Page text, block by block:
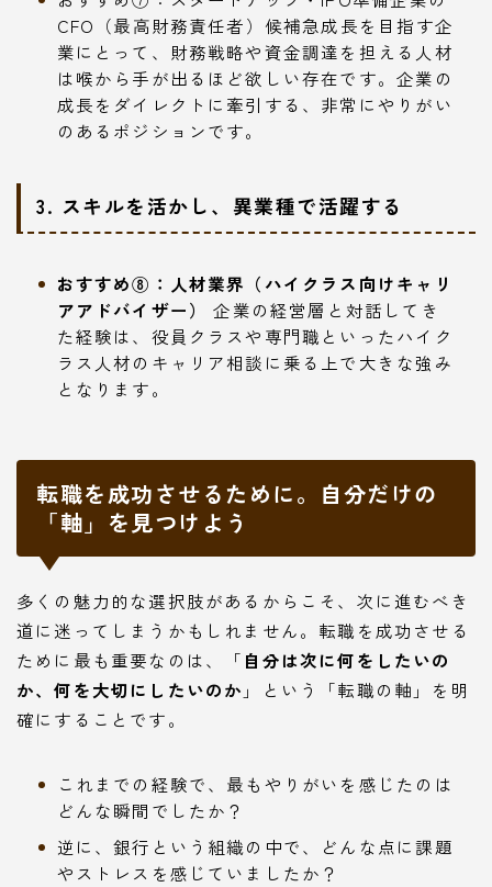
CFO（最高財務責任者）候補急成長を目指す企
業にとって、財務戦略や資金調達を担える人材
は喉から手が出るほど欲しい存在です。企業の
成長をダイレクトに牽引する、非常にやりがい
のあるポジションです。
3. スキルを活かし、異業種で活躍する
おすすめ⑧：人材業界（ハイクラス向けキャリ
アアドバイザー）
企業の経営層と対話してき
た経験は、役員クラスや専門職といったハイク
ラス人材のキャリア相談に乗る上で大きな強み
となります。
転職を成功させるために。自分だけの
「軸」を見つけよう
多くの魅力的な選択肢があるからこそ、次に進むべき
道に迷ってしまうかもしれません。転職を成功させる
ために最も重要なのは、「 自分は次に何をしたいの
か、何を大切にしたいのか 」という「転職の軸」を明
確にすることです。
これまでの経験で、最もやりがいを感じたのは
どんな瞬間でしたか？
逆に、銀行という組織の中で、どんな点に課題
やストレスを感じていましたか？